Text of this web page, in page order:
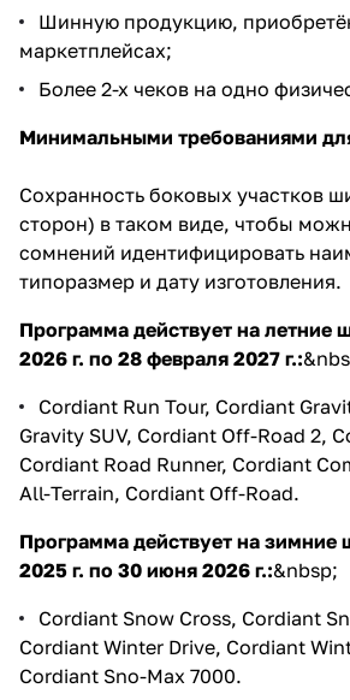
Шинную продукцию,
маркетплейсах;
Более 2-х чеков на одно
Минимальными требованиями
Сохранность боковых участков
сторон) в таком виде, чтобы
сомнений идентифицировать
типоразмер и дату изготовления.
Программа действует на летние
2026 г. по 28 февраля 2027 г.:
Cordiant Run Tour, Cordiant
Gravity SUV, Cordiant Off-Road 2,
Cordiant Road Runner, Cordiant
All-Terrain, Cordiant Off-Road.
Программа действует на зимние
2025 г. по 30 июня 2026 г.:&nbsp;
Cordiant Snow Cross, Cordiant
Cordiant Winter Drive, Cordiant
Cordiant Sno-Max 7000.